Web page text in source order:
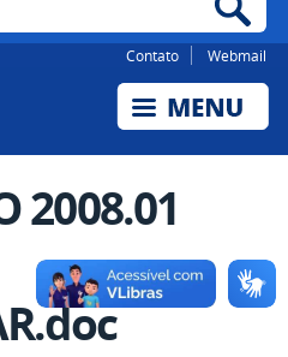
Contato Webmail
2008.01